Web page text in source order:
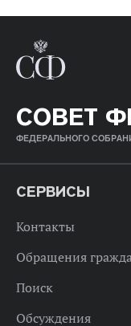
СОВЕТ
ФЕДЕРАЛЬНОГО
СЕРВИСЫ
Контакты
Обращения
Поиск
Обсуждения